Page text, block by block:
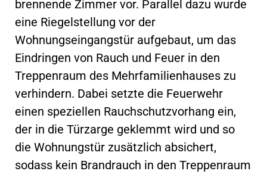
brennende Zimmer vor. Parallel dazu wurde
eine Riegelstellung vor der
Wohnungseingangstür aufgebaut, um das
Eindringen von Rauch und Feuer in den
Treppenraum des Mehrfamilienhauses zu
verhindern. Dabei setzte die Feuerwehr
einen speziellen Rauchschutzvorhang ein,
der in die Türzarge geklemmt wird und so
die Wohnungstür zusätzlich absichert,
sodass kein Brandrauch in den Treppenraum